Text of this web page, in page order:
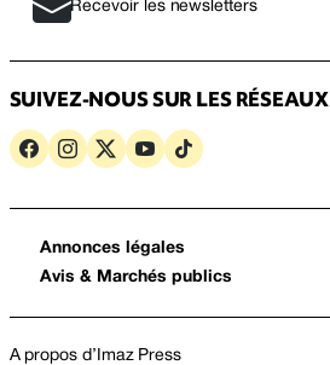
Recevoir les newsletters
SUIVEZ-NOUS SUR LES RÉSEAUX
Annonces légales
Avis & Marchés publics
A propos d’Imaz Press